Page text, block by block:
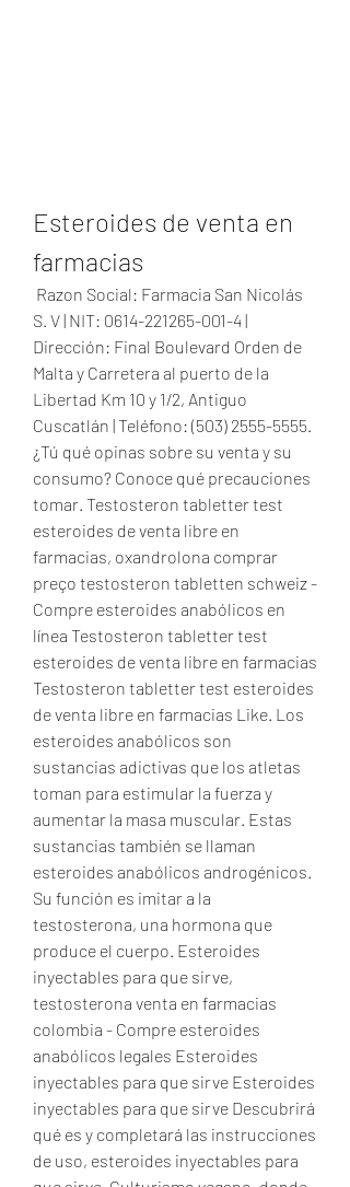
Esteroides de venta en
farmacias
S. V | NIT: 0614-221265-001-4 |
Dirección: Final Boulevard Orden de
Malta y Carretera al puerto de la
Libertad Km 10 y 1/2, Antiguo
Cuscatlán | Teléfono: (503) 2555-5555.
¿Tú qué opinas sobre su venta y su
consumo? Conoce qué precauciones
tomar. Testosteron tabletter test
esteroides de venta libre en
farmacias, oxandrolona comprar
preço testosteron tabletten schweiz -
Compre esteroides anabólicos en
línea Testosteron tabletter test
esteroides de venta libre en farmacias
Testosteron tabletter test esteroides
de venta libre en farmacias Like. Los
esteroides anabólicos son
sustancias adictivas que los atletas
toman para estimular la fuerza y
aumentar la masa muscular. Estas
sustancias también se llaman
esteroides anabólicos androgénicos.
Su función es imitar a la
testosterona, una hormona que
produce el cuerpo. Esteroides
inyectables para que sirve,
testosterona venta en farmacias
colombia - Compre esteroides
anabólicos legales Esteroides
inyectables para que sirve Esteroides
inyectables para que sirve Descubrirá
qué es y completará las instrucciones
de uso, esteroides inyectables para